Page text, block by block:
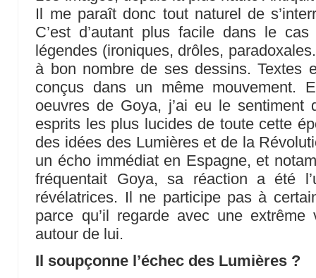
Il me paraît donc tout naturel de
C’est d’autant plus facile dans le
légendes (ironiques, drôles,
à bon nombre de ses dessins. Textes
conçus dans un même mouvement.
oeuvres de Goya, j’ai eu le sentiment
esprits les plus lucides de toute cette
des idées des Lumières et de la
un écho immédiat en Espagne, et
fréquentait Goya, sa réaction a été
révélatrices. Il ne participe pas à
parce qu’il regarde avec une
autour de lui.
Il soupçonne l’échec des Lumières ?